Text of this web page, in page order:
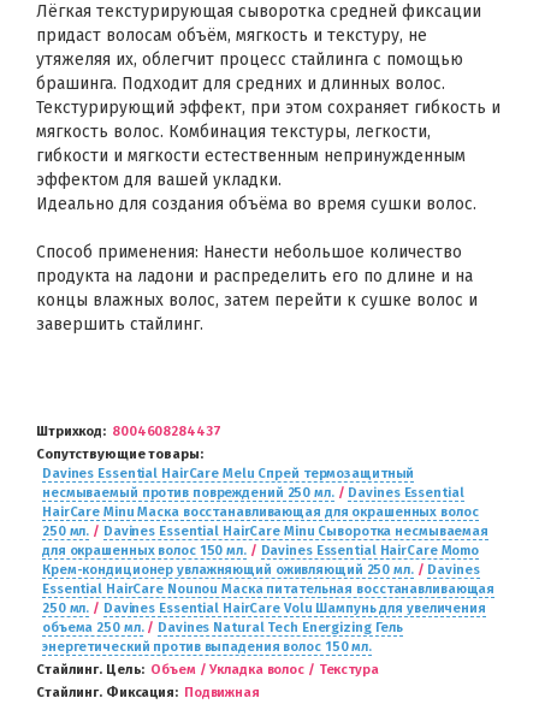
Лёгкая текстурирующая сыворотка средней фиксации
придаст волосам объём, мягкость и текстуру, не
утяжеляя их, облегчит процесс стайлинга с помощью
брашинга. Подходит для средних и длинных волос.
Текстурирующий эффект, при этом сохраняет гибкость и
мягкость волос. Комбинация текстуры, легкости,
гибкости и мягкости естественным непринужденным
эффектом для вашей укладки.
Идеально для создания объёма во время сушки волос.
Способ применения: Нанести небольшое количество
продукта на ладони и распределить его по длине и на
концы влажных волос, затем перейти к сушке волос и
завершить стайлинг.
Штрихкод
8004608284437
Сопутствующие товары
Davines Essential HairCare Melu Спрей термозащитный
несмываемый против повреждений 250 мл./ Davines Essential
HairCare Minu Маска восстанавливающая для окрашенных волос
250 мл. / Davines Essential HairCare Minu Сыворотка несмываемая
для окрашенных волос 150 мл./ Davines Essential HairCare Momo
Крем-кондиционер увлажняющий оживляющий 250 мл./ Davines
Essential HairCare Nounou Маска питательная восстанавливающая
250 мл. / Davines Essential HairCare Volu Шампунь для увеличения
объема 250 мл./ Davines Natural Tech Energizing Гель
энергетический против выпадения волос 150 мл.
Стайлинг. Цель
Объем / Укладка волос / Текстура
Стайлинг. Фиксация
Подвижная